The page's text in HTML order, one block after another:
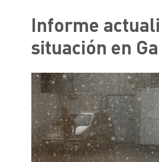
Informe
situación en